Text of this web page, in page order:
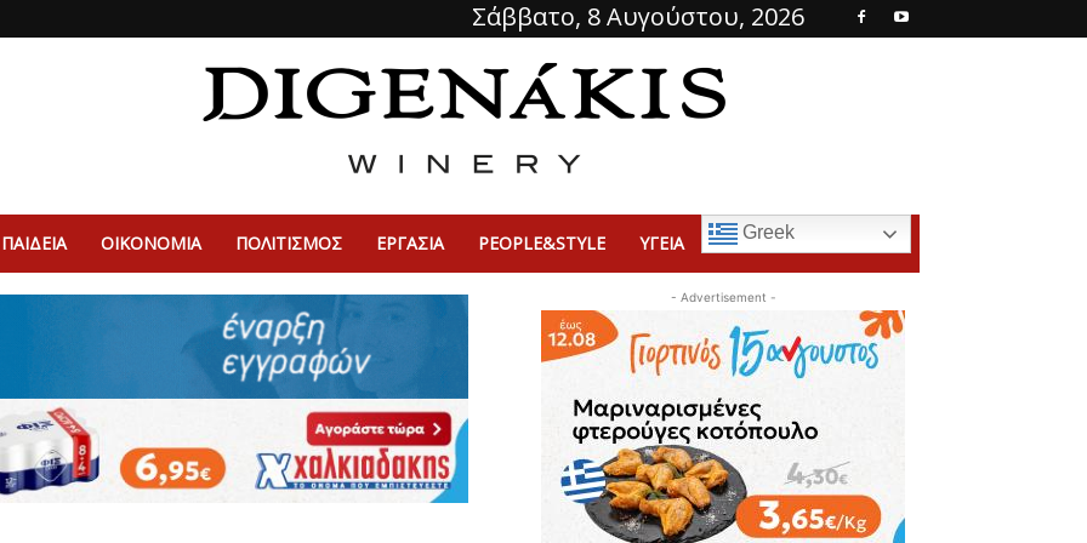
Σάββατο, 8 Αυγούστου, 2026
ΠΑΙΔΕΙΑ ΟΙΚΟΝΟΜΙΑ ΠΟΛΙΤΙΣΜΌΣ ΕΡΓΑΣΙΑ PEOPLE&STYLE ΥΓΕΙΑ Greek
- Advertisement -